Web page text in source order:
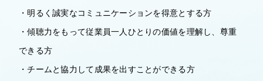
・明るく誠実なコミュニケーションを得意とする方
・傾聴力をもって従業員一人ひとりの価値を理解し、尊重
できる方
・チームと協力して成果を出すことができる方